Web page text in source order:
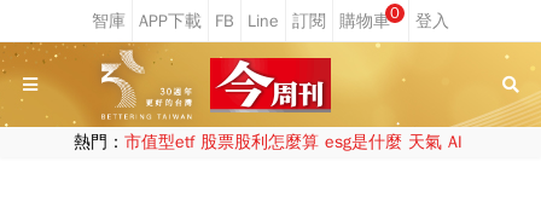
0
熱門： 市值型etf 股票股利怎麼算 esg是什麼 天氣 AI